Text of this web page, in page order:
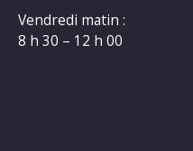
Vendredi matin :
8 h 30 – 12 h 00